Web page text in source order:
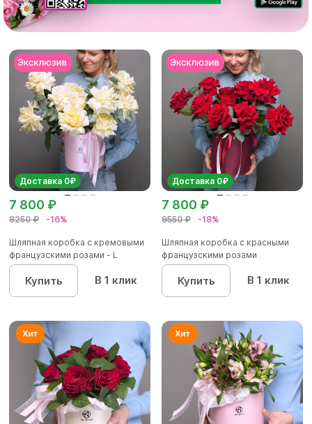
Доставка 0₽
9250 ₽ -16%
7 800 ₽
Шляпная коробка с кремовыми
французскими розами - L
Купить В 1 клик
Доставка 0₽
9550 ₽ -18%
7 800 ₽
Шляпная коробка с красными
французскими розами
Купить В 1 клик